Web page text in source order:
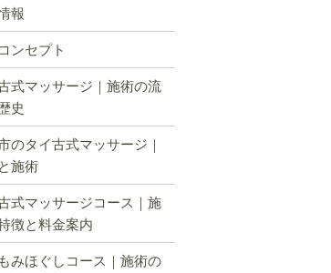
報
ンセプト
式マッサージ｜施術の流
史
のタイ古式マッサージ｜
施術
式マッサージコース｜施
徴と料金案内
みほぐしコース｜施術の